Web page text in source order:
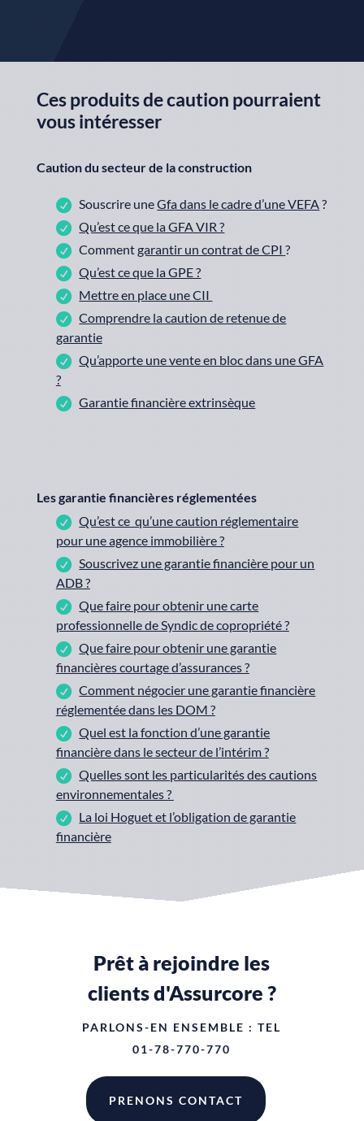
Ces produits de caution pourraient
vous intéresser
Caution du secteur de la construction
Souscrire uneGfa dans le cadre d’une VEFA?
Qu’est ce que la GFA VIR ?
Commentgarantir un contrat de CPI ?
Qu’est ce que la GPE ?
Mettre en place une CII
Comprendre la caution de retenue de
garantie
Qu’apporte une vente en bloc dans une GFA
?
Garantie financière extrinsèque
Les garantie financières réglementées
Qu’est ce qu’une caution réglementaire
pour une agence immobilière ?
Souscrivez une garantie financière pour un
ADB ?
Que faire pour obtenir une carte
professionnelle de Syndic de copropriété ?
Que faire pour obtenir une garantie
financières courtage d’assurances ?
Comment négocier une garantie financière
réglementée dans les DOM ?
Quel est la fonction d’une garantie
financière dans le secteur de l’intérim ?
Quelles sont les particularités des cautions
environnementales ?
La loi Hoguet et l’obligation de garantie
financière
Prêt à rejoindre les
clients d'Assurcore ?
PARLONS-EN ENSEMBLE : TEL
01-78-770-770
PRENONS CONTACT